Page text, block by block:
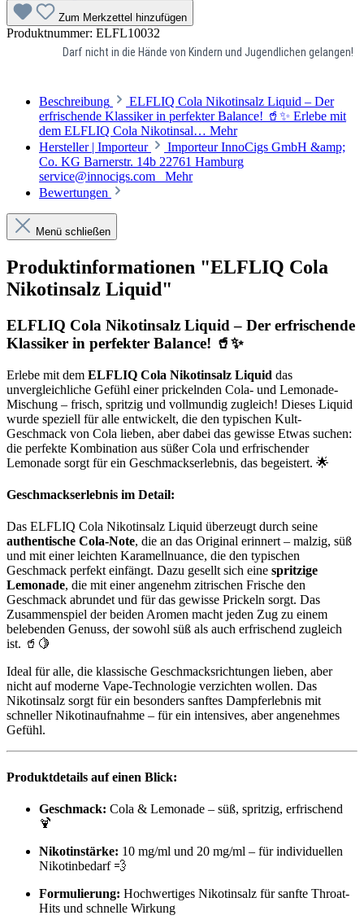
Zum Merkzettel hinzufügen
Produktnummer: ELFL10032
Darf nicht in die Hände von Kindern und Jugendlichen gelangen!
Beschreibung
ELFLIQ Cola Nikotinsalz Liquid – Der
erfrischende Klassiker in perfekter Balance! 🥤✨ Erlebe mit
dem ELFLIQ Cola Nikotinsal… Mehr
Hersteller | Importeur
Importeur InnoCigs GmbH &amp;
Co. KG Barnerstr. 14b 22761 Hamburg
service@innocigs.com Mehr
Bewertungen
Menü schließen
Produktinformationen "ELFLIQ Cola
Nikotinsalz Liquid"
ELFLIQ Cola Nikotinsalz Liquid – Der erfrischende
Klassiker in perfekter Balance! 🥤✨
Erlebe mit dem ELFLIQ Cola Nikotinsalz Liquid das
unvergleichliche Gefühl einer prickelnden Cola- und Lemonade-
Mischung – frisch, spritzig und vollmundig zugleich! Dieses Liquid
wurde speziell für alle entwickelt, die den typischen Kult-
Geschmack von Cola lieben, aber dabei das gewisse Etwas suchen:
die perfekte Kombination aus süßer Cola und erfrischender
Lemonade sorgt für ein Geschmackserlebnis, das begeistert. 🌟
Geschmackserlebnis im Detail:
Das ELFLIQ Cola Nikotinsalz Liquid überzeugt durch seine
authentische Cola-Note, die an das Original erinnert – malzig, süß
und mit einer leichten Karamellnuance, die den typischen
Geschmack perfekt einfängt. Dazu gesellt sich eine spritzige
Lemonade, die mit einer angenehm zitrischen Frische den
Geschmack abrundet und für das gewisse Prickeln sorgt. Das
Zusammenspiel der beiden Aromen macht jeden Zug zu einem
belebenden Genuss, der sowohl süß als auch erfrischend zugleich
ist. 🥤🍋
Ideal für alle, die klassische Geschmacksrichtungen lieben, aber
nicht auf moderne Vape-Technologie verzichten wollen. Das
Nikotinsalz sorgt für ein besonders sanftes Dampferlebnis mit
schneller Nikotinaufnahme – für ein intensives, aber angenehmes
Gefühl.
Produktdetails auf einen Blick:
Geschmack: Cola & Lemonade – süß, spritzig, erfrischend
🍹
Nikotinstärke: 10 mg/ml und 20 mg/ml – für individuellen
Nikotinbedarf 💨
Formulierung: Hochwertiges Nikotinsalz für sanfte Throat-
Hits und schnelle Wirkung